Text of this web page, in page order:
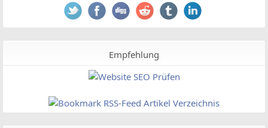
Empfehlung